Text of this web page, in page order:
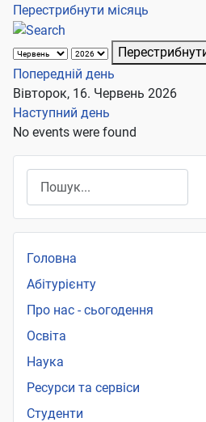
Перестрибнути місяць
Попередній день
Вівторок, 16. Червень 2026
Наступний день
No events were found
Головна
Абітурієнту
Про нас - сьогодення
Освіта
Наука
Ресурси та сервіси
Студенти